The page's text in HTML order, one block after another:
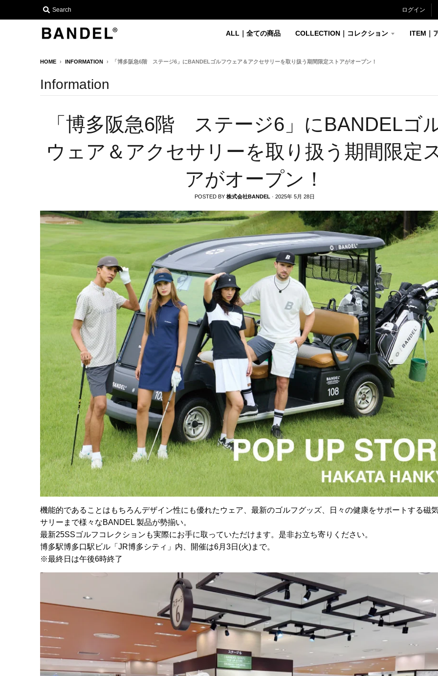
Search ログイン
ALL｜全ての商品 COLLECTION｜コレクション ITEM｜
HOME › INFORMATION › 「博多阪急6階 ステージ6」にBANDELゴルフウェア＆アクセサリーを取り扱う期間限定ストアがオープン！
Information
「博多阪急6階 ステージ6」にBANDELゴ
ウェア＆アクセサリーを取り扱う期間限定
アがオープン！
POSTED BY 株式会社BANDEL · 2025年 5月 28日
機能的であることはもちろんデザイン性にも優れたウェア、最新のゴルフグッズ、日々の健康をサポートする磁
サリーまで様々なBANDEL 製品が勢揃い。
最新25SSゴルフコレクションも実際にお手に取っていただけます。是非お立ち寄りください。
博多駅博多口駅ビル「JR博多シティ」内、開催は6月3日(火)まで。
※最終日は午後6時終了